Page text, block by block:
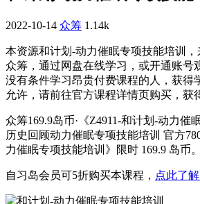
2022-10-14 众筹 1.14k
本资源和计划-动力催眠专项技能培训
众筹，通过网盘在线学习，或开通账号
没有条件学习昂贵付费课程的人，获得
允许，请前往官方课程详情页购买，获
众筹169.9岛币·《Z4911-和计划-动力催
历史回顾动力催眠专项技能培训 官方
力催眠专项技能培训》限时 169.9 岛币。
自习岛会员可5折购买本课程， 点此了